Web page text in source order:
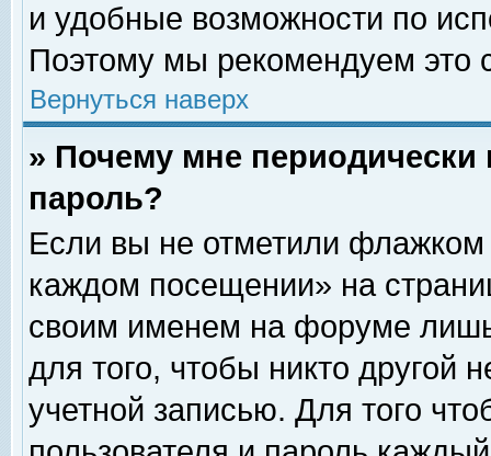
и удобные возможности по
Поэтому мы рекомендуем это
Вернуться наверх
» Почему мне
пароль?
Если вы не отметили флажком
каждом посещении» на
своим именем на форуме
для того, чтобы никто другой
учетной записью. Для того